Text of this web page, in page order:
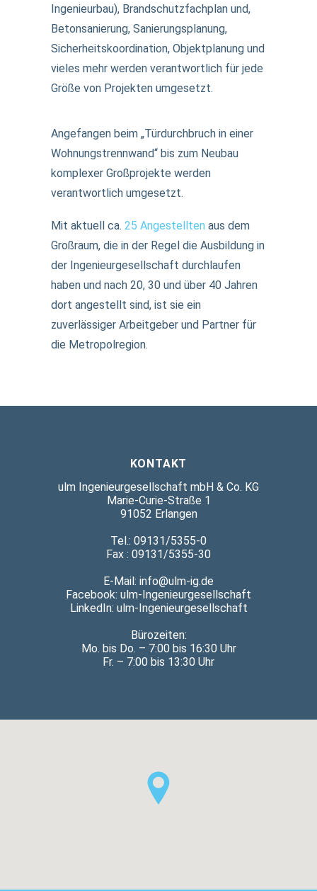
Ingenieurbau), Brandschutzfachplan und,
Betonsanierung, Sanierungsplanung,
Sicherheitskoordination, Objektplanung und
vieles mehr werden verantwortlich für jede
Größe von Projekten umgesetzt.
Angefangen beim „Türdurchbruch in einer
Wohnungstrennwand“ bis zum Neubau
komplexer Großprojekte werden
verantwortlich umgesetzt.
Mit aktuell ca. 25 Angestellten aus dem
Großraum, die in der Regel die Ausbildung in
der Ingenieurgesellschaft durchlaufen
haben und nach 20, 30 und über 40 Jahren
dort angestellt sind, ist sie ein
zuverlässiger Arbeitgeber und Partner für
die Metropolregion.
KONTAKT
ulm Ingenieurgesellschaft mbH & Co. KG
Marie-Curie-Straße 1
91052 Erlangen
Tel.: 09131/5355-0
Fax : 09131/5355-30
E-Mail: info@ulm-ig.de
Facebook: ulm-Ingenieurgesellschaft
LinkedIn: ulm-Ingenieurgesellschaft
Bürozeiten:
Mo. bis Do. – 7:00 bis 16:30 Uhr
Fr. – 7:00 bis 13:30 Uhr